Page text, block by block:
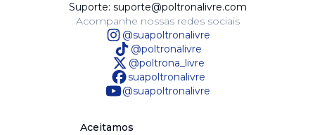
Suporte: suporte@poltronalivre.com
Acompanhe nossas redes sociais
@suapoltronalivre
@poltronalivre
@poltrona_livre
suapoltronalivre
@suapoltronalivre
Aceitamos